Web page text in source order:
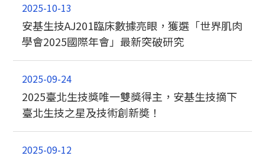
2025-10-13
安基生技AJ201臨床數據亮眼，獲選「世界肌肉
學會2025國際年會」最新突破研究
2025-09-24
2025臺北生技獎唯一雙獎得主，安基生技摘下
臺北生技之星及技術創新奬！
2025-09-12